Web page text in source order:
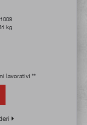
1009
kg
lavorativi **